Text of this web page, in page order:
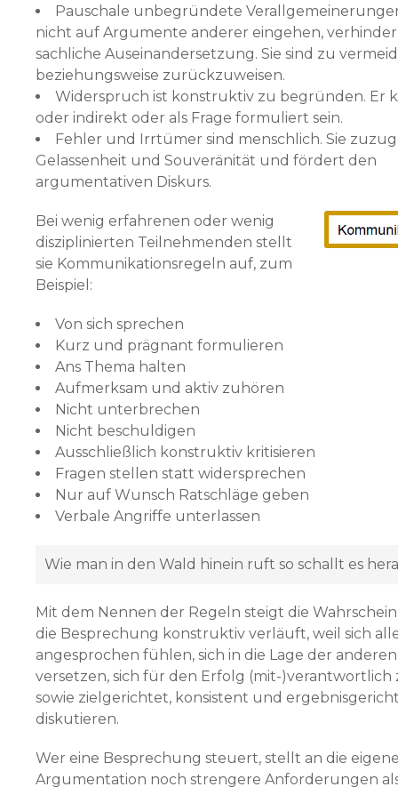
Pauschale unbegründete
nicht auf Argumente anderer eingehen,
sachliche Auseinandersetzung. Sie sind zu
beziehungsweise zurückzuweisen.
Widerspruch ist konstruktiv zu begründen. Er
oder indirekt oder als Frage formuliert sein.
Fehler und Irrtümer sind menschlich. Sie
Gelassenheit und Souveränität und fördert den
argumentativen Diskurs.
Bei wenig erfahrenen oder wenig
disziplinierten Teil­nehmenden stellt
sie Kommunikationsregeln auf, zum
Beispiel:
Von sich sprechen
Kurz und prägnant formulieren
Ans Thema halten
Aufmerksam und aktiv zuhören
Nicht unterbrechen
Nicht beschuldigen
Ausschließlich konstruktiv kritisieren
Fragen stellen statt widersprechen
Nur auf Wunsch Ratschläge geben
Verbale Angriffe unterlassen
Wie man in den Wald hinein ruft so schallt es
Mit dem Nennen der Regeln steigt die
die Besprechung konstruktiv verläuft, weil sich
angesprochen fühlen, sich in die Lage der
versetzen, sich für den Erfolg (mit-
sowie zielgerichtet, konsistent und
diskutieren.
Wer eine Besprechung steuert, stellt an die
Argumentation noch strengere Anforderungen